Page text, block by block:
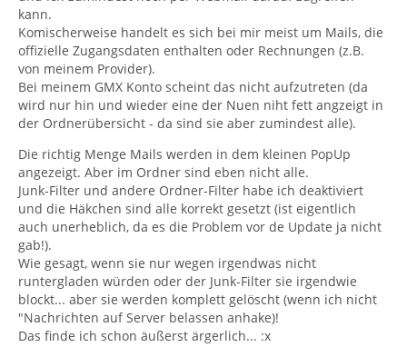
kann.
Komischerweise handelt es sich bei mir meist um Mails, die
offizielle Zugangsdaten enthalten oder Rechnungen (z.B.
von meinem Provider).
Bei meinem GMX Konto scheint das nicht aufzutreten (da
wird nur hin und wieder eine der Nuen niht fett angzeigt in
der Ordnerübersicht - da sind sie aber zumindest alle).
Die richtig Menge Mails werden in dem kleinen PopUp
angezeigt. Aber im Ordner sind eben nicht alle.
Junk-Filter und andere Ordner-Filter habe ich deaktiviert
und die Häkchen sind alle korrekt gesetzt (ist eigentlich
auch unerheblich, da es die Problem vor de Update ja nicht
gab!).
Wie gesagt, wenn sie nur wegen irgendwas nicht
runtergladen würden oder der Junk-Filter sie irgendwie
blockt... aber sie werden komplett gelöscht (wenn ich nicht
"Nachrichten auf Server belassen anhake)!
Das finde ich schon äußerst ärgerlich... :x